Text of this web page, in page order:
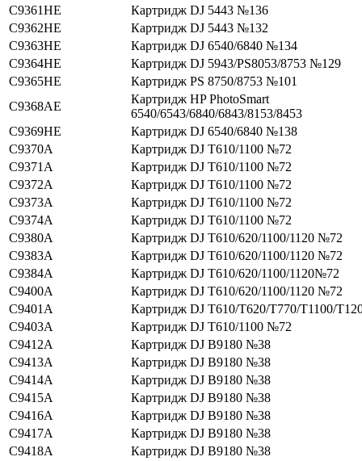
C9361HE
Картридж DJ 5443 №136
C9362HE
Картридж DJ 5443 №132
C9363HE
Картридж DJ 6540/6840 №134
C9364HE
Картридж DJ 5943/PS8053/8753 №129
C9365HE
Картридж PS 8750/8753 №101
C9368AE
Картридж HP PhotoSmart
6540/6543/6840/6843/8153/8453
C9369HE
Картридж DJ 6540/6840 №138
C9370A
Картридж DJ T610/1100 №72
C9371A
Картридж DJ T610/1100 №72
C9372A
Картридж DJ T610/1100 №72
C9373A
Картридж DJ T610/1100 №72
C9374A
Картридж DJ T610/1100 №72
C9380A
Картридж DJ T610/620/1100/1120 №72
C9383A
Картридж DJ T610/620/1100/1120 №72
C9384A
Картридж DJ T610/620/1100/1120№72
C9400A
Картридж DJ T610/620/1100/1120 №72
C9401A
Картридж DJ T610/T620/T770/T1100/
C9403A
Картридж DJ T610/1100 №72
C9412A
Картридж DJ B9180 №38
C9413A
Картридж DJ B9180 №38
C9414A
Картридж DJ B9180 №38
C9415A
Картридж DJ B9180 №38
C9416A
Картридж DJ B9180 №38
C9417A
Картридж DJ B9180 №38
C9418A
Картридж DJ B9180 №38